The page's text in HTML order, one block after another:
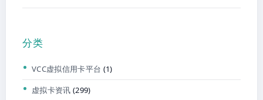
分类
VCC虚拟信用卡平台 (1)
虚拟卡资讯 (299)